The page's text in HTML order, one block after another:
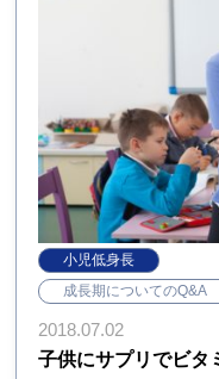
小児低身長
成長期についてのQ&A
2018.07.02
子供にサプリでビタ